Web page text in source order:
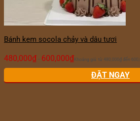
Bánh kem socola chảy và dâu tươi
480,000₫ – 600,000₫ Khoảng giá: từ 480,000₫ đến
ĐẶT NGAY